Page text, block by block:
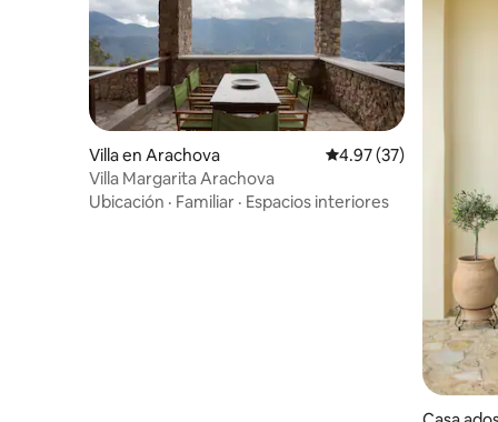
Villa en Arachova Calificación promedio:
4.97 (37)
Villa Margarita Arachova
Ubicación · Familiar · Espacios interiores